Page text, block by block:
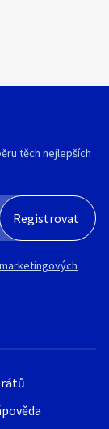
těch nejlepších